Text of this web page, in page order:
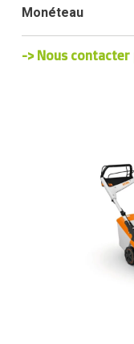
Monéteau
-> Nous